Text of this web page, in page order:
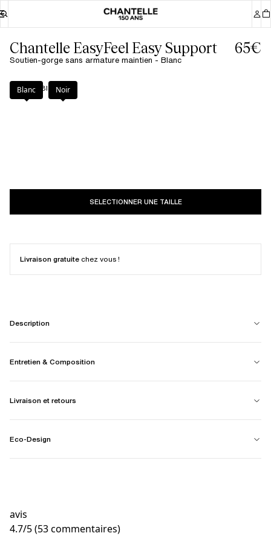
Chantelle EasyFeel Easy Support
Soutien-gorge sans armature maintien - Blanc
65€
Couleur Blanc
Blanc Noir
SELECTIONNER UNE TAILLE
Livraison gratuite chez vous !
Description
Entretien & Composition
Livraison et retours
Eco-Design
avis
4.7/5(53 commentaires)